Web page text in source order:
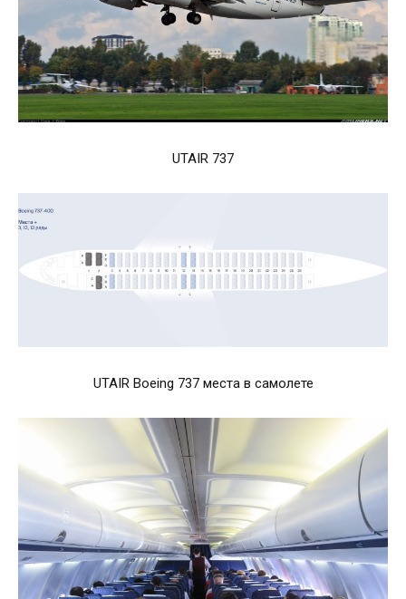
UTAIR 737
UTAIR Boeing 737 места в самолете